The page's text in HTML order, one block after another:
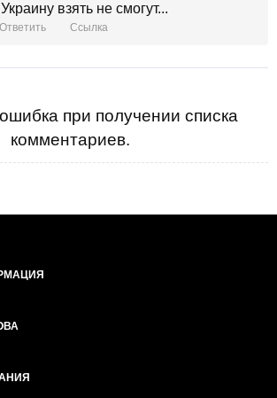
взять не смогут...
Ответить Ссылка
при получении списка
комментариев.